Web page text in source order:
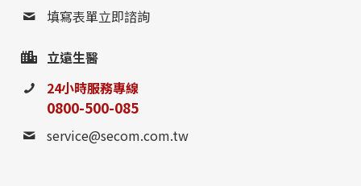
填寫表單立即諮詢
立遠生醫
24小時服務專線
0800-500-085
service@secom.com.tw